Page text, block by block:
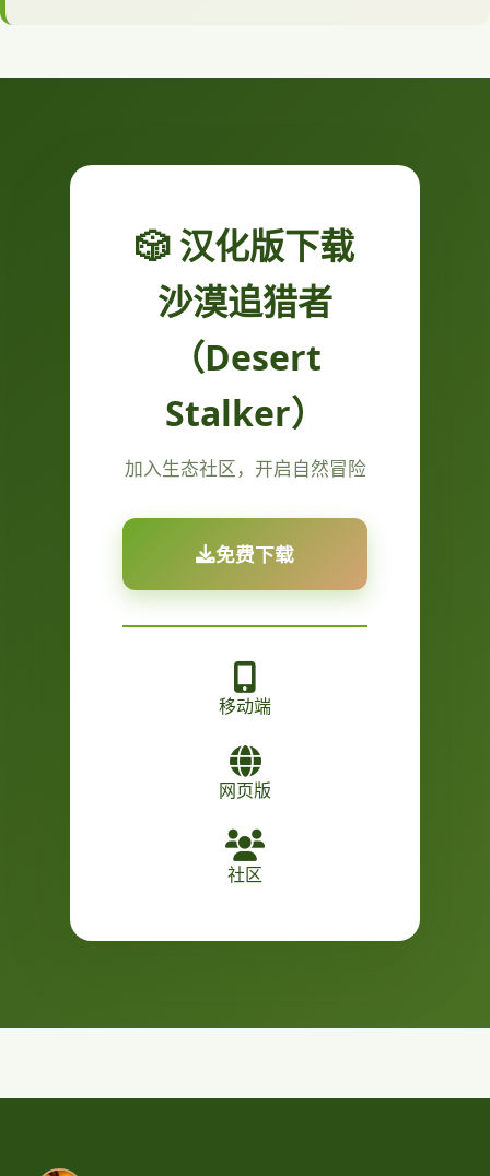
🎲 汉化版下载
沙漠追猎者
（Desert
Stalker）
加入生态社区，开启自然冒险
免费下载
移动端
网页版
社区